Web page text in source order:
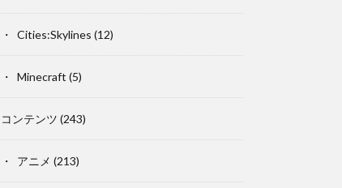
Cities:Skylines (12)
Minecraft (5)
コンテンツ (243)
アニメ (213)